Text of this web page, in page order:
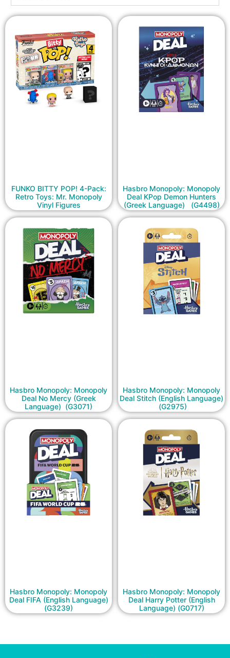
FUNKO BITTY POP! 4-Pack:
Retro Toys: Mr. Monopoly
Vinyl Figures
Hasbro Monopoly: Monopoly
Deal KPop Demon Hunters
(Greek Language) (G4498)
Hasbro Monopoly: Monopoly
Deal No Mercy (Greek
Language) (G3071)
Hasbro Monopoly: Monopoly
Deal Stitch (English Language)
(G2975)
Hasbro Monopoly: Monopoly
Deal FIFA (English Language)
(G3239)
Hasbro Monopoly: Monopoly
Deal Harry Potter (English
Language) (G0717)